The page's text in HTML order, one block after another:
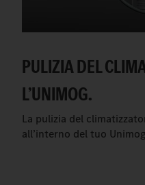
PULIZIA DEL
L’UNIMOG.
La pulizia del
all’interno del tuo